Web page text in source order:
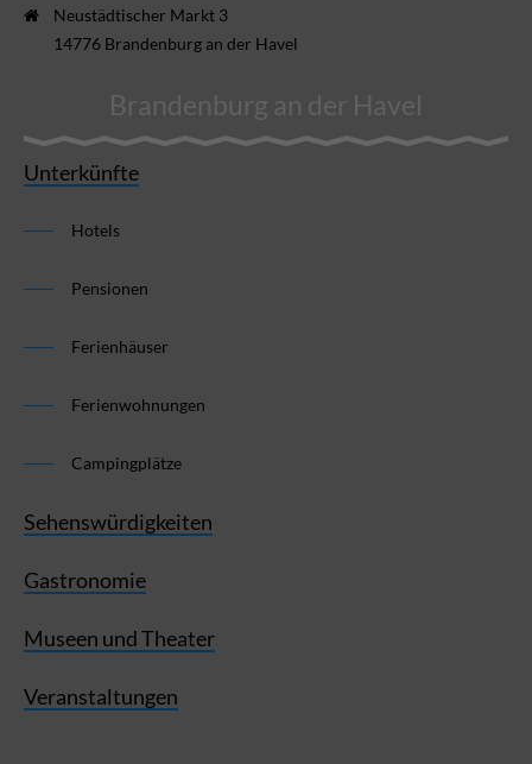
Neustädtischer Markt 3
14776 Brandenburg an der Havel
Brandenburg an der Havel
Unterkünfte
Hotels
Pensionen
Ferienhäuser
Ferienwohnungen
Campingplätze
Sehenswürdigkeiten
Gastronomie
Museen und Theater
Veranstaltungen